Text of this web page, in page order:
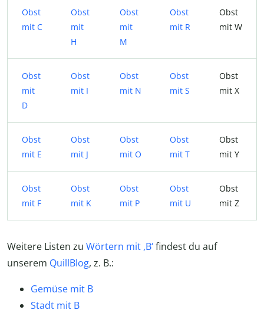
Obst
mit C
Obst
mit
H
Obst
mit
M
Obst
mit R
Obst
mit W
Obst
mit
D
Obst
mit I
Obst
mit N
Obst
mit S
Obst
mit X
Obst
mit E
Obst
mit J
Obst
mit O
Obst
mit T
Obst
mit Y
Obst
mit F
Obst
mit K
Obst
mit P
Obst
mit U
Obst
mit Z
Weitere Listen zu Wörtern mit ,B‘findest du auf
unserem QuillBlog, z. B.:
Gemüse mit B
Stadt mit B